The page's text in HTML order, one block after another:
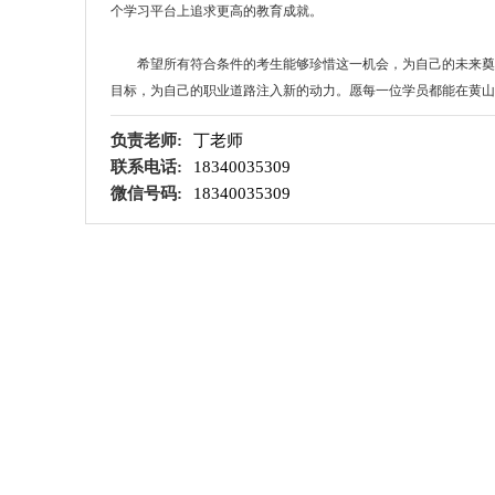
个学习平台上追求更高的教育成就。
希望所有符合条件的考生能够珍惜这一机会，为自己的未来
目标，为自己的职业道路注入新的动力。愿每一位学员都能在黄
负责老师:
丁老师
联系电话:
18340035309
微信号码:
18340035309